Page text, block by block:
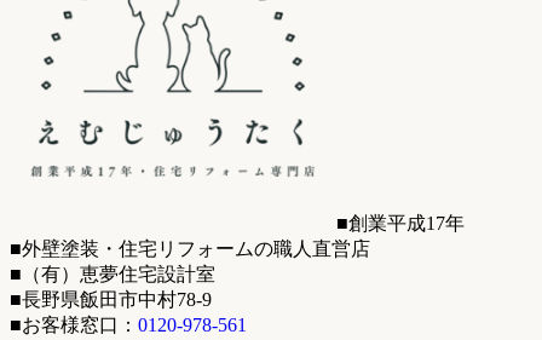
■創業平成17年
■外壁塗装・住宅リフォームの職人直営店
■（有）恵夢住宅設計室
■長野県飯田市中村78-9
■お客様窓口： 0120-978-561